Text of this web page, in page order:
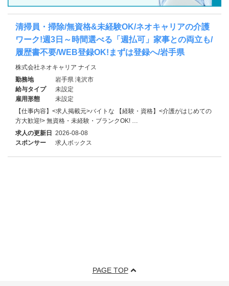
清掃員・掃除/無資格&未経験OK/ネオキャリアの介護
ワーク!週3日～時間選べる「週払可」家事との両立も/
履歴書不要/WEB登録OK!まずは登録へ/岩手県
株式会社ネオキャリア ナイス
勤務地
岩手県 滝沢市
給与タイプ
未設定
雇用形態
未設定
【仕事内容】<求人掲載元>バイトな 【経験・資格】<介護がはじめての
方大歓迎!> 無資格・未経験・ブランクOK! …
求人の更新日 2026-08-08
スポンサー
求人ボックス
PAGE TOP